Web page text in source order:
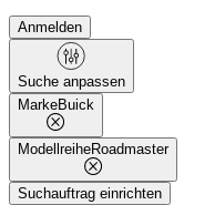
Anmelden
Suche anpassen
MarkeBuick
ModellreiheRoadmaster
Suchauftrag einrichten